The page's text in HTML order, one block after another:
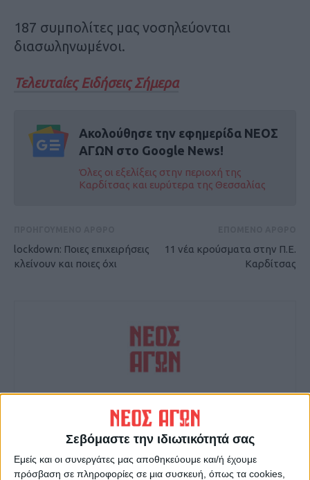
Σεβόμαστε την ιδιωτικότητά σας
Εμείς και οι συνεργάτες μας αποθηκεύουμε και/ή έχουμε
πρόσβαση σε πληροφορίες σε μια συσκευή, όπως τα cookies,
187 συμπολίτες μας νοσηλεύονται
διασωληνωμένοι.
Τελευταίες Ειδήσεις Σήμερα
Ακολούθησε την εφημερίδα ΝΕΟΣ
ΑΓΩΝ στο Google News!
Όλες οι εξελίξεις στην περιοχή της
Καρδίτσας και ευρύτερα της Θεσσαλίας
lockdown: Ποιες επιχειρήσεις
κλείνουν και ποιες όχι
11 νέα κρούσματα στην Π.Ε.
Καρδίτσας
https://neosagon.gr
Η Αρχαιότερη Καθημερινή Πρωινή Εφημερίδα της Καρδίτσας